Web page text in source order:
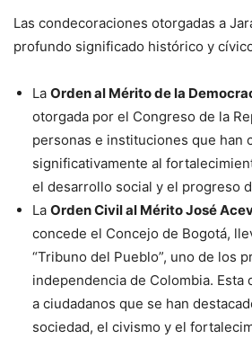
Las condecoraciones otorgadas a
profundo significado histórico y
La Orden al Mérito de la
otorgada por el Congreso de la
personas e instituciones que han
significativamente al
el desarrollo social y el progreso
La Orden Civil al Mérito José
concede el Concejo de Bogotá,
“Tribuno del Pueblo”, uno de los
independencia de Colombia.
a ciudadanos que se han
sociedad, el civismo y el